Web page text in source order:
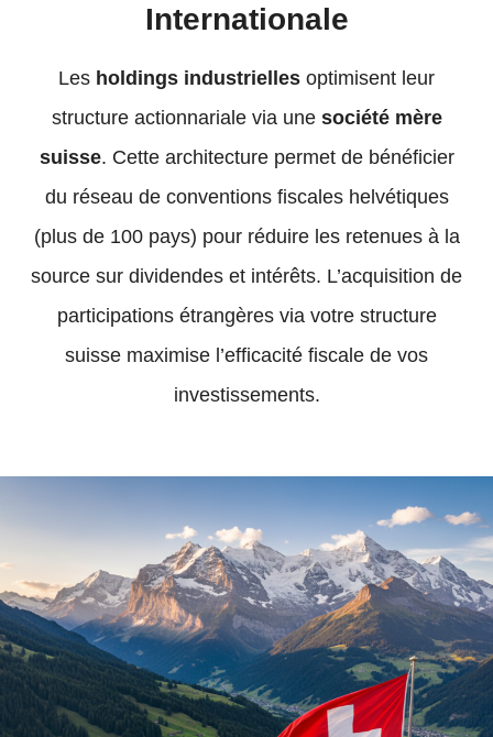
Internationale
Les holdings industrielles optimisent leur
structure actionnariale via une société mère
suisse. Cette architecture permet de bénéficier
du réseau de conventions fiscales helvétiques
(plus de 100 pays) pour réduire les retenues à la
source sur dividendes et intérêts. L’acquisition de
participations étrangères via votre structure
suisse maximise l’efficacité fiscale de vos
investissements.